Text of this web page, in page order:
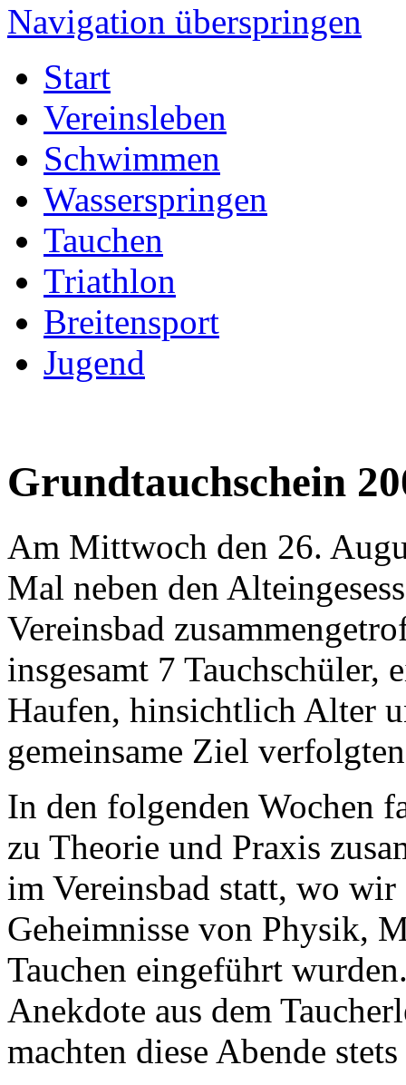
Navigation überspringen
Start
Vereinsleben
Schwimmen
Wasserspringen
Tauchen
Triathlon
Breitensport
Jugend
Grundtauchschein
Am Mittwoch den 26.
Mal neben den
Vereinsbad
insgesamt 7 Tauchschüler,
Haufen, hinsichtlich Alter
gemeinsame Ziel
In den folgenden Wochen
zu Theorie und Praxis
im Vereinsbad statt, wo
Geheimnisse von Physik,
Tauchen eingeführt
Anekdote aus dem
machten diese Abende